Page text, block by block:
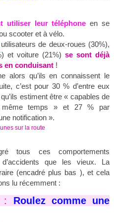
utiliser leur téléphone en se
scooter et à vélo.
utilisateurs de deux-roues (30%),
et voiture (21%) se sont déjà
en conduisant!
alors qu’ils en connaissent le
c’est pour 30 % d’entre eux
estiment être « capables de
même temps » et 27 % par
notification ».
sur la route
tous ces comportements
que les vieux. La
(encadré plus bas ), et cela
lu récemment :
: Roulez comme une